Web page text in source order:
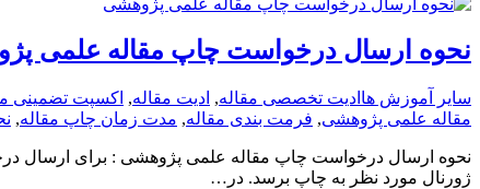
نحوه ارسال درخواست چاپ مقاله علمی
سایر آموزش ها ادیت تخصصی مقاله, ادیت مقاله, اکسپت تضمینی
مقاله علمی پژوهشی, فرمت­ بندی مقاله, مدت زمان چاپ مقاله,
نحوه ارسال درخواست چاپ مقاله علمی پژوهشی : برای ارسال
ژورنال مورد نظر به چاپ برسد. در…